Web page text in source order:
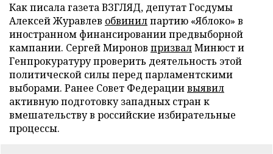
Как писала газета ВЗГЛЯД, депутат Госдумы
Алексей Журавлев обвинилпартию «Яблоко» в
иностранном финансировании предвыборной
кампании. Сергей Миронов призвалМинюст и
Генпрокуратуру проверить деятельность этой
политической силы перед парламентскими
выборами. Ранее Совет Федерациивыявил
активную подготовку западных стран к
вмешательству в российские избирательные
процессы.